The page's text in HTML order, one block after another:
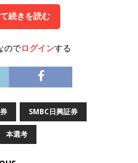
る国内トップシェアのマグネシウム
ーカー ｜ 賞与前年度実績6.5ヵ月・平
｜ ミツワ電機工業
14日 ] 【 28卒 ｜ 書類選考自動合
伸び続ける安定したリフォーム業界
｜ 大手メーカーとも取引多数!! ｜ 30
の成績に関わらず昇給を約束 ｜ ソ
続きを読む
のでログインする
SMBC日興証券
本選考